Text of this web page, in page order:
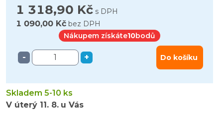
1 318,90 Kč s DPH
1 090,00 Kč bez DPH
Nákupem získáte10bodů
- + Do košíku
Skladem 5-10 ks
V úterý 11. 8. u Vás